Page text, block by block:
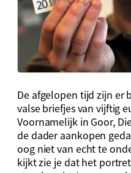
De afgelopen tijd zijn er
valse briefjes van vijftig
Voornamelijk in Goor,
de dader aankopen
oog niet van echt te
kijkt zie je dat het